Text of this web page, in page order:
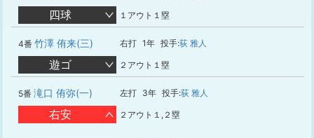
四球 １アウト１塁
4番 竹澤 侑来(三) 右打 1年 投手:荻 雅人
遊ゴ ２アウト１塁
5番 滝口 侑弥(一) 左打 3年 投手:荻 雅人
右安 ２アウト１,２塁